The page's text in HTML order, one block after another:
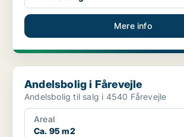
Mere info
Andelsbolig i Fårevejle
Andelsbolig i Fårevejle
Andelsbolig til salg i 4540 Fårevejle
Areal
Ca. 95 m2